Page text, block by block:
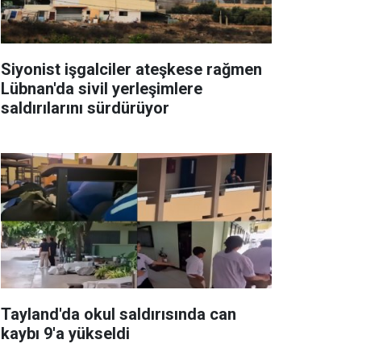
Siyonist işgalciler ateşkese rağmen
Lübnan'da sivil yerleşimlere
saldırılarını sürdürüyor
Tayland'da okul saldırısında can
kaybı 9'a yükseldi